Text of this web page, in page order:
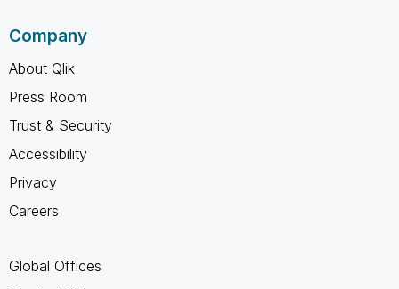
Company
About Qlik
Press Room
Trust & Security
Accessibility
Privacy
Careers
Global Offices